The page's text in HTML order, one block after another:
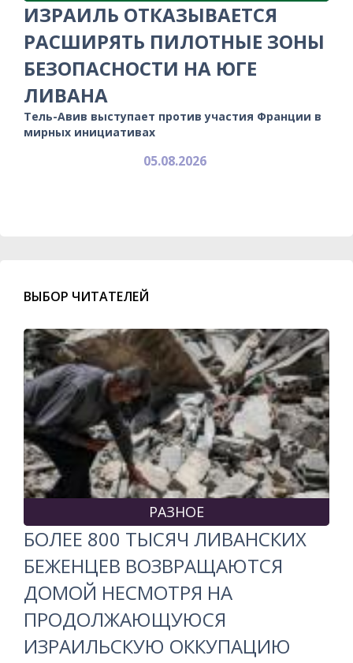
ИЗРАИЛЬ ОТКАЗЫВАЕТСЯ
РАСШИРЯТЬ ПИЛОТНЫЕ ЗОНЫ
БЕЗОПАСНОСТИ НА ЮГЕ
ЛИВАНА
Тель-Авив выступает против участия Франции в
мирных инициативах
05.08.2026
ВЫБОР ЧИТАТЕЛЕЙ
РАЗНОЕ
БОЛЕЕ 800 ТЫСЯЧ ЛИВАНСКИХ
БЕЖЕНЦЕВ ВОЗВРАЩАЮТСЯ
ДОМОЙ НЕСМОТРЯ НА
ПРОДОЛЖАЮЩУЮСЯ
ИЗРАИЛЬСКУЮ ОККУПАЦИЮ